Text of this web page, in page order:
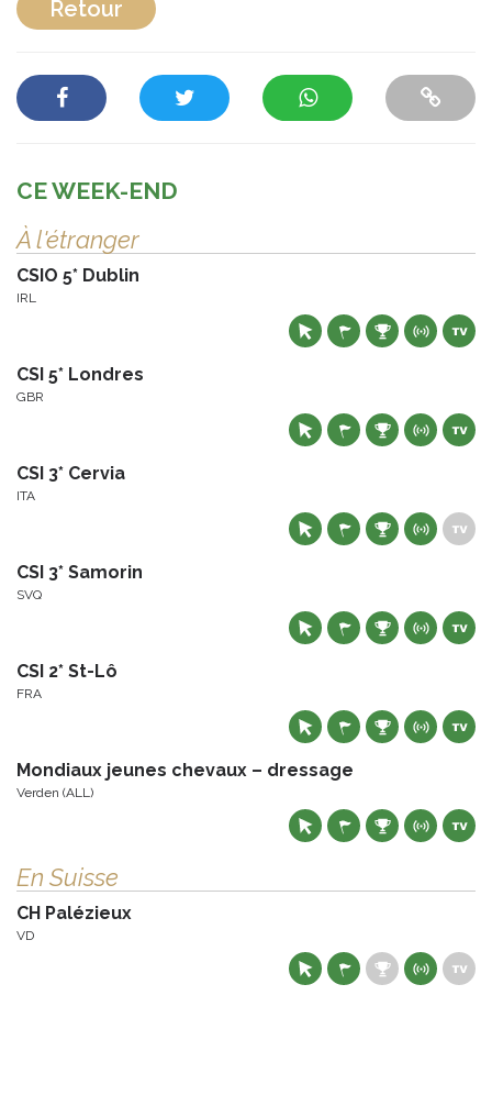
Retour
CE WEEK-END
À l'étranger
CSIO 5* Dublin
IRL
CSI 5* Londres
GBR
CSI 3* Cervia
ITA
CSI 3* Samorin
SVQ
CSI 2* St-Lô
FRA
Mondiaux jeunes chevaux – dressage
Verden (ALL)
En Suisse
CH Palézieux
VD